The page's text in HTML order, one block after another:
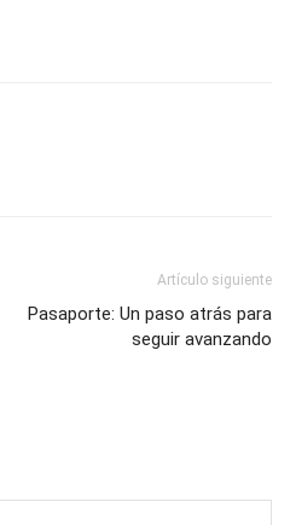
Artículo siguiente
Pasaporte: Un paso atrás para
seguir avanzando